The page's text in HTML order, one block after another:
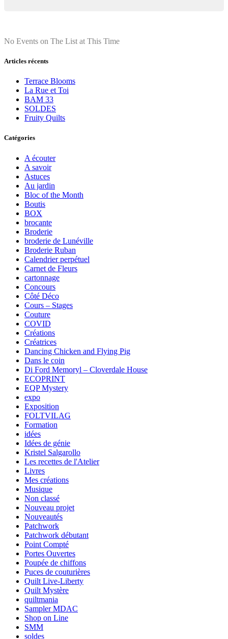
No Events on The List at This Time
Articles récents
Terrace Blooms
La Rue et Toi
BAM 33
SOLDES
Fruity Quilts
Catégories
A écouter
A savoir
Astuces
Au jardin
Bloc of the Month
Boutis
BOX
brocante
Broderie
broderie de Lunéville
Broderie Ruban
Calendrier perpétuel
Carnet de Fleurs
cartonnage
Concours
Côté Déco
Cours – Stages
Couture
COVID
Créations
Créatrices
Dancing Chicken and Flying Pig
Dans le coin
Di Ford Memoryl – Cloverdale House
ECOPRINT
EQP Mystery
expo
Exposition
FOLTVILAG
Formation
idées
Idées de génie
Kristel Salgarollo
Les recettes de l'Atelier
Livres
Mes créations
Musique
Non classé
Nouveau projet
Nouveautés
Patchwork
Patchwork débutant
Point Compté
Portes Ouvertes
Poupée de chiffons
Puces de couturières
Quilt Live-Liberty
Quilt Mystère
quiltmania
Sampler MDAC
Shop on Line
SMM
soldes